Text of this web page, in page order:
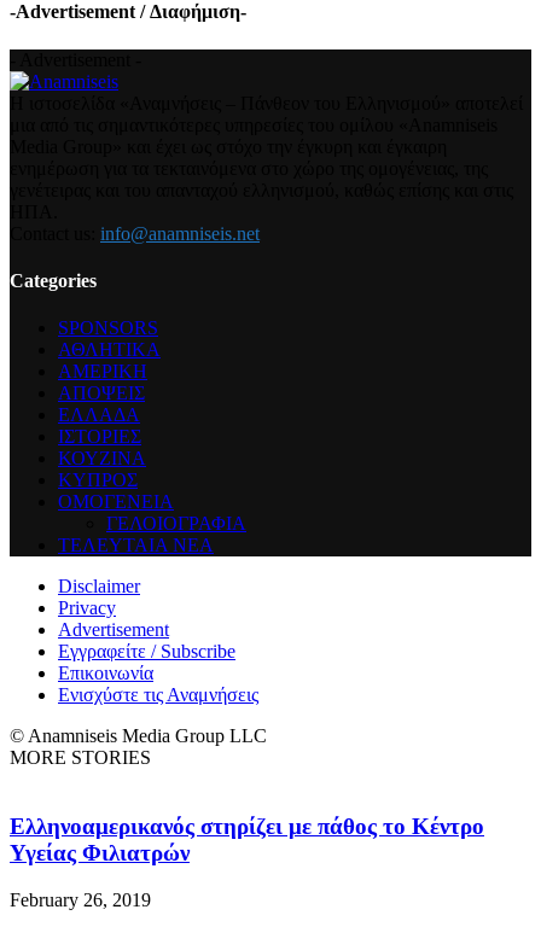
-Advertisement / Διαφήμιση-
info@anamniseis.net
Categories
SPONSORS
ΑΘΛΗΤΙΚΑ
ΑΜΕΡΙΚΗ
ΑΠΟΨΕΙΣ
ΕΛΛΑΔΑ
ΙΣΤΟΡΙΕΣ
ΚΟΥΖΙΝΑ
ΚΥΠΡΟΣ
ΟΜΟΓΕΝΕΙΑ
ΓΕΛΟΙΟΓΡΑΦΙΑ
ΤΕΛΕΥΤΑΙΑ ΝΕΑ
Disclaimer
Privacy
Advertisement
Εγγραφείτε / Subscribe
Επικοινωνία
Ενισχύστε τις Αναμνήσεις
© Anamniseis Media Group LLC
MORE STORIES
Ελληνοαμερικανός στηρίζει με πάθος το Κέντρο
Υγείας Φιλιατρών
February 26, 2019